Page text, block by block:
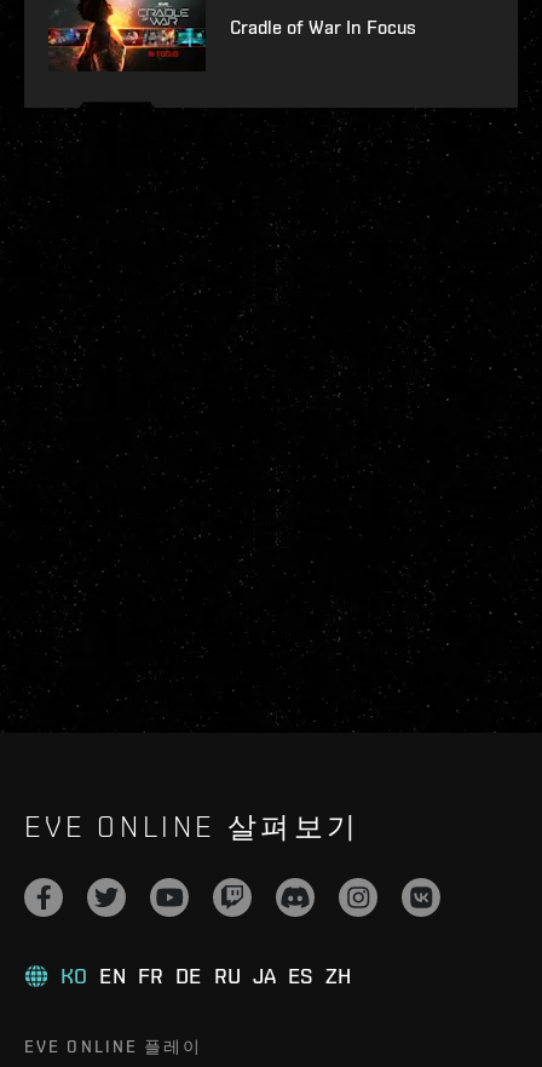
Cradle of War In Focus
EVE ONLINE 살펴보기
KO EN FR DE RU JA ES ZH
EVE ONLINE 플레이